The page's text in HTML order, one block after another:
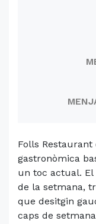
Folls
gastronòmica
un toc actual.
de la setmana,
que desitgin
caps de